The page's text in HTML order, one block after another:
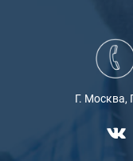
Г. Москва,